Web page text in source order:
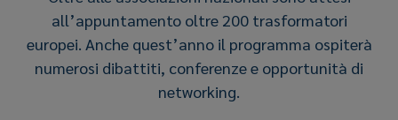
all’appuntamento oltre 200 trasformatori
europei. Anche quest’anno il programma ospiterà
numerosi dibattiti, conferenze e opportunità di
networking.